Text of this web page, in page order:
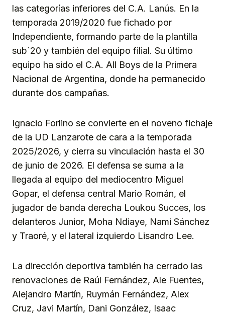
las categorías inferiores del C.A. Lanús. En la
temporada 2019/2020 fue fichado por
Independiente, formando parte de la plantilla
sub´20 y también del equipo filial. Su último
equipo ha sido el C.A. All Boys de la Primera
Nacional de Argentina, donde ha permanecido
durante dos campañas.
Ignacio Forlino se convierte en el noveno fichaje
de la UD Lanzarote de cara a la temporada
2025/2026, y cierra su vinculación hasta el 30
de junio de 2026. El defensa se suma a la
llegada al equipo del mediocentro Miguel
Gopar, el defensa central Mario Román, el
jugador de banda derecha Loukou Succes, los
delanteros Junior, Moha Ndiaye, Nami Sánchez
y Traoré, y el lateral izquierdo Lisandro Lee.
La dirección deportiva también ha cerrado las
renovaciones de Raúl Fernández, Ale Fuentes,
Alejandro Martín, Ruymán Fernández, Alex
Cruz, Javi Martín, Dani González, Isaac